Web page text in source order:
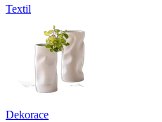
Textil
Dekorace